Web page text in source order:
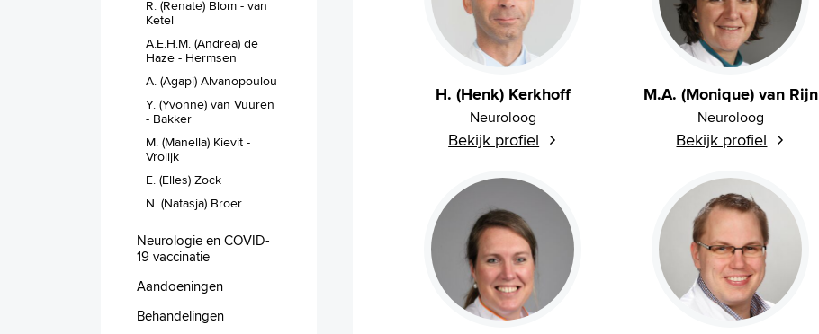
R. (Renate) Blom - van
Ketel
A.E.H.M. (Andrea) de
Haze - Hermsen
A. (Agapi) Alvanopoulou
Y. (Yvonne) van Vuuren
- Bakker
M. (Manella) Kievit -
Vrolijk
E. (Elles) Zock
N. (Natasja) Broer
Neurologie en COVID-
19 vaccinatie
Aandoeningen
Behandelingen
H. (Henk) Kerkhoff
Neuroloog
Bekijk profiel
M.A. (Monique) van Rijn
Neuroloog
Bekijk profiel